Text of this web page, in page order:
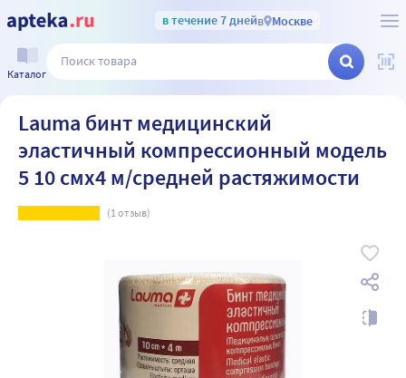
в течение 7 днейв Москве
Каталог
Lauma бинт медицинский
эластичный компрессионный модель
5 10 смx4 м/средней растяжимости
(1отзыв)